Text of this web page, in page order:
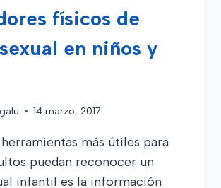
físicos de
en niños y
14 marzo, 2017
más útiles para
puedan reconocer un
infantil es la información